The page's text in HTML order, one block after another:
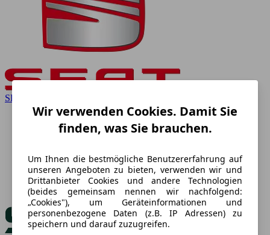
SEAT
Wir verwenden Cookies. Damit Sie
finden, was Sie brauchen.
Um Ihnen die bestmögliche Benutzererfahrung auf
unseren Angeboten zu bieten, verwenden wir und
Drittanbieter Cookies und andere Technologien
(beides gemeinsam nennen wir nachfolgend:
„Cookies"), um Geräteinformationen und
personenbezogene Daten (z.B. IP Adressen) zu
speichern und darauf zuzugreifen.